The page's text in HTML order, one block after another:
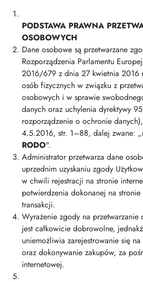
PODSTAWA PRAWNA
OSOBOWYCH
Dane osobowe są przetwarzane
Rozporządzenia Parlamentu
2016/679 z dnia 27 kwietnia 2016
osób fizycznych w związku z
osobowych i w sprawie
danych oraz uchylenia dyrektywy
rozporządzenie o ochronie
4.5.2016, str. 1–88, dalej zwane: „
RODO".
Administrator przetwarza dane
uprzednim uzyskaniu zgody
w chwili rejestracji na stronie
potwierdzenia dokonanej na
transakcji.
Wyrażenie zgody na przetwarzanie
jest całkowicie dobrowolne,
uniemożliwia zarejestrowanie się
oraz dokonywanie zakupów, za
internetowej.